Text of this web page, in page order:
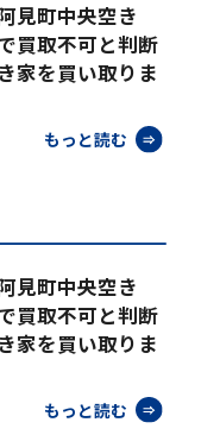
見町中央空き
買取不可と判断
家を買い取りま
もっと読む
見町中央空き
買取不可と判断
家を買い取りま
もっと読む